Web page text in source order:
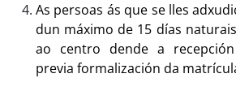
As persoas ás que se lles
dun máximo de 15 días
ao centro dende a
previa formalización da